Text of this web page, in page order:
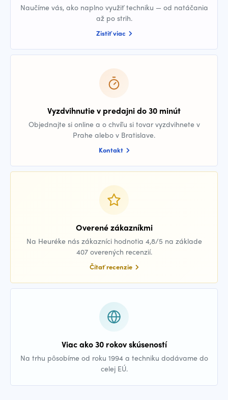
Naučíme vás, ako naplno využiť techniku — od natáčania
až po strih.
Zistiť viac
Vyzdvihnutie v predajni do 30 minút
Objednajte si online a o chvíľu si tovar vyzdvihnete v
Prahe alebo v Bratislave.
Kontakt
Overené zákazníkmi
Na Heuréke nás zákazníci hodnotia 4,8/5 na základe
407 overených recenzií.
Čítať recenzie
Viac ako 30 rokov skúseností
Na trhu pôsobíme od roku 1994 a techniku dodávame do
celej EÚ.